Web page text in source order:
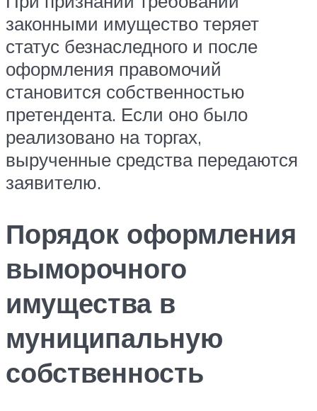
законными имущество теряет
статус безнаследного и после
оформления правомочий
становится собственностью
претендента. Если оно было
реализовано на торгах,
вырученные средства передаются
заявителю.
Порядок оформления
выморочного
имущества в
муниципальную
собственность